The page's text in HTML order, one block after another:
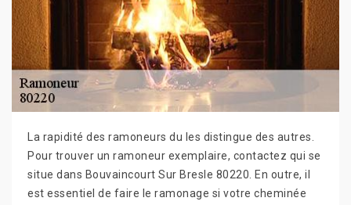
La rapidité des ramoneurs du les distingue des autres.
Pour trouver un ramoneur exemplaire, contactez qui se
situe dans Bouvaincourt Sur Bresle 80220. En outre, il
est essentiel de faire le ramonage si votre cheminée